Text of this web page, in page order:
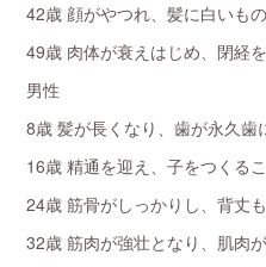
42歳 顔がやつれ、髪に白いも
49歳 肉体が衰えはじめ、閉経
男性
8歳 髪が長くなり、歯が永久歯
16歳 精通を迎え、子をつくる
24歳 筋骨がしっかりし、背丈
32歳 筋肉が強壮となり、肌肉